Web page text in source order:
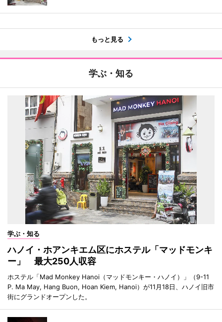
もっと見る
学ぶ・知る
学ぶ・知る
ハノイ・ホアンキエム区にホステル「マッドモンキ
ー」 最大250人収容
ホステル「Mad Monkey Hanoi（マッドモンキー・ハノイ）」（9-11
P. Ma May, Hang Buon, Hoan Kiem, Hanoi）が11月18日、ハノイ旧市
街にグランドオープンした。